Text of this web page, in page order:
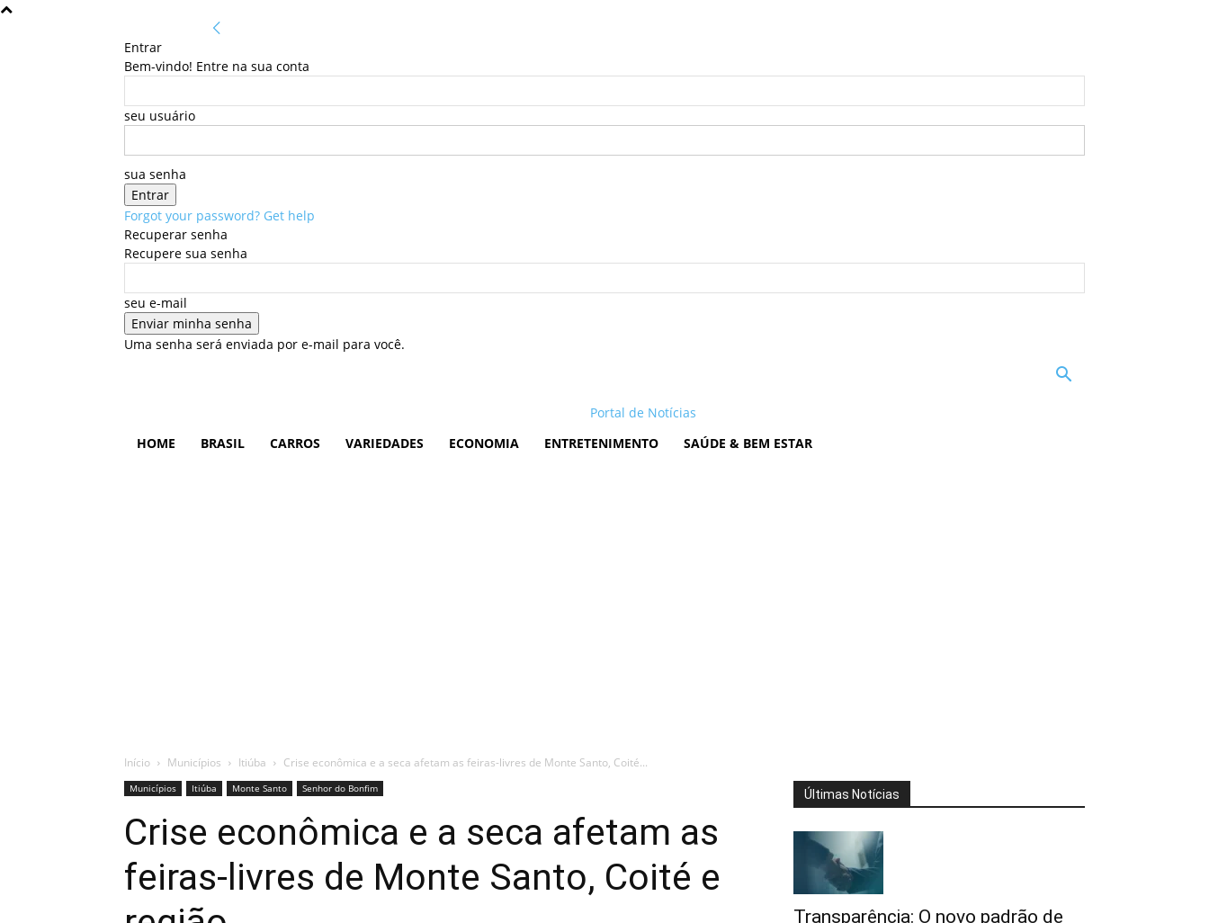
Entrar
Bem-vindo! Entre na sua conta
seu usuário
sua senha
Forgot your password? Get help
Recuperar senha
Recupere sua senha
seu e-mail
Uma senha será enviada por e-mail para você.
Portal de Notícias
HOME
BRASIL CARROS VARIEDADES ECONOMIA ENTRETENIMENTO SAÚDE & BEM ESTAR
Início Municípios Itiúba Crise econômica e a seca afetam as feiras-livres de Monte Santo, Coité...
Municípios Itiúba Monte Santo Senhor do Bonfim
Crise econômica e a seca afetam as
feiras-livres de Monte Santo, Coité e
Últimas Notícias
Transparência: O novo padrão de